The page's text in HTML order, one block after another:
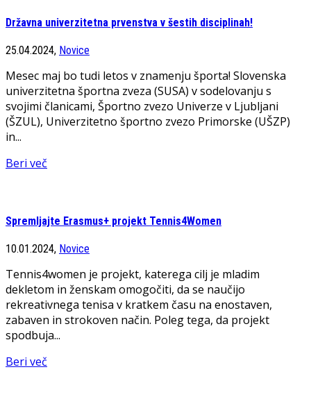
Državna univerzitetna prvenstva v šestih disciplinah!
25.04.2024, Novice
Mesec maj bo tudi letos v znamenju športa! Slovenska
univerzitetna športna zveza (SUSA) v sodelovanju s
svojimi članicami, Športno zvezo Univerze v Ljubljani
(ŠZUL), Univerzitetno športno zvezo Primorske (UŠZP)
in...
Beri več
Spremljajte Erasmus+ projekt Tennis4Women
10.01.2024, Novice
Tennis4women je projekt, katerega cilj je mladim
dekletom in ženskam omogočiti, da se naučijo
rekreativnega tenisa v kratkem času na enostaven,
zabaven in strokoven način. Poleg tega, da projekt
spodbuja...
Beri več